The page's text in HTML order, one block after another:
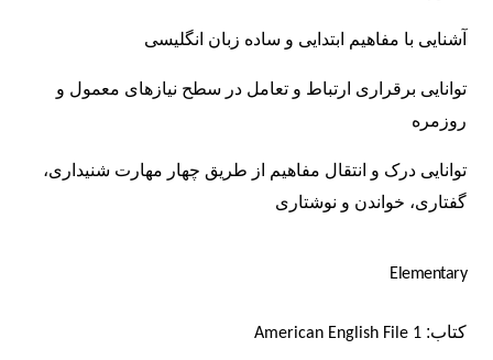
آشنایی با مفاهیم ابتدایی و ساده زبان انگلیسی
توانایی برقراری ارتباط و تعامل در سطح نیازهای معمول و
روزمره
توانایی درک و انتقال مفاهیم
از طریق چهار مهارت شنیداری،
گفتاری، خواندن و نوشتاری
Elementary
کتاب: American English File 1